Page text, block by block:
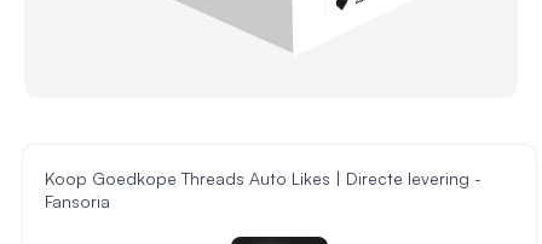
Koop Goedkope Threads Auto Likes | Directe levering -
Fansoria